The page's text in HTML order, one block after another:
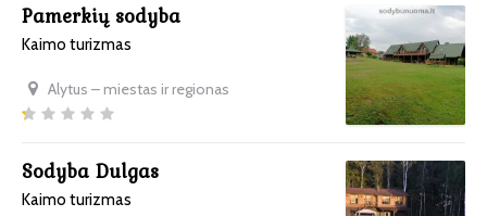
Pamerkių sodyba
Kaimo turizmas
Alytus – miestas ir regionas
Sodyba Dulgas
Kaimo turizmas